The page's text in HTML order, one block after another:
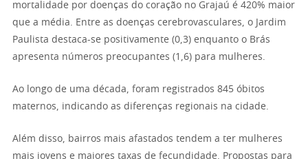
mortalidade por doenças do coração no Grajaú é 420% maior
que a média. Entre as doenças cerebrovasculares, o Jardim
Paulista destaca-se positivamente (0,3) enquanto o Brás
apresenta números preocupantes (1,6) para mulheres.
Ao longo de uma década, foram registrados 845 óbitos
maternos, indicando as diferenças regionais na cidade.
Além disso, bairros mais afastados tendem a ter mulheres
mais jovens e maiores taxas de fecundidade. Propostas para